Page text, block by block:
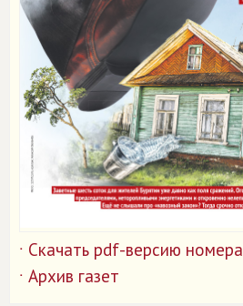
˙ Скачать pdf-версию номера
˙ Архив газет